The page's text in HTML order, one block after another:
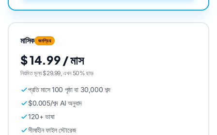
মাসিক জনপ্রিয়
$ 14.99 / মাস
নিয়মিত মূল্য $29.99, এখন 50% ছাড়৷
প্রতি মাসে 100 পৃষ্ঠা বা 30,000 শব্দ
$0.005/শব্দ AI অনুবাদ
120+ ভাষা
সীমাহীন ফাইল স্টোরেজ